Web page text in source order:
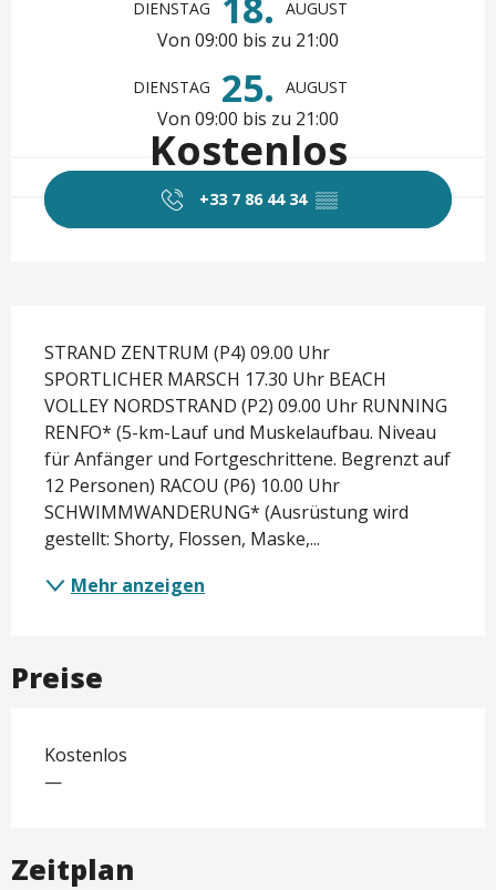
DIENSTAG AUGUST
Von 09:00 bis zu 21:00
DIENSTAG 25. AUGUST
Von 09:00 bis zu 21:00
Kostenlos
+33 7 86 44 34 ▒▒
STRAND ZENTRUM (P4) 09.00 Uhr
SPORTLICHER MARSCH 17.30 Uhr BEACH
VOLLEY NORDSTRAND (P2) 09.00 Uhr RUNNING
RENFO* (5-km-Lauf und Muskelaufbau. Niveau
für Anfänger und Fortgeschrittene. Begrenzt auf
12 Personen) RACOU (P6) 10.00 Uhr
SCHWIMMWANDERUNG* (Ausrüstung wird
gestellt: Shorty, Flossen, Maske,...
Mehr anzeigen
Preise
Kostenlos
—
Zeitplan